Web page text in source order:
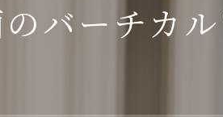
ォーム 春日
バーチカ